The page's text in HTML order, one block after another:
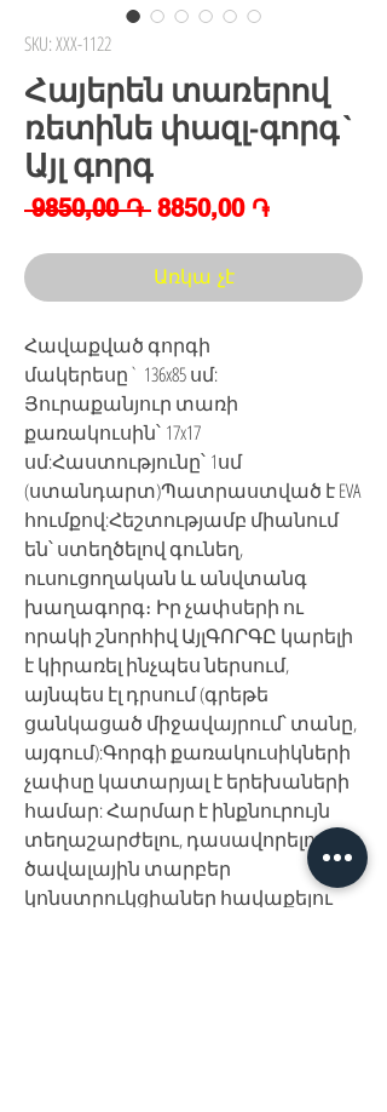
SKU: XXX-1122
Հայերեն տառերով
ռետինե փազլ-գորգ`
Այլ գորգ
9850,00 ֏ Regular
8850,00 ֏Sale
Առկա չէ
Հավաքված գորգի
մակերեսը` 136x85 սմ:
Յուրաքանյուր տառի
քառակուսին՝ 17x17
սմ:Հաստությունը՝ 1սմ
(ստանդարտ)Պատրաստված է EVA
հումքով:Հեշտությամբ միանում
են՝ ստեղծելով գունեղ,
ուսուցողական և անվտանգ
խաղագորգ։ Իր չափսերի ու
որակի շնորհիվ ԱյլԳՈՐԳԸ կարելի
է կիրառել ինչպես ներսում,
այնպես էլ դրսում (գրեթե
ցանկացած միջավայրում՝ տանը,
այգում):Գորգի քառակուսիկների
չափսը կատարյալ է երեխաների
համար: Հարմար է ինքնուրույն
տեղաշարժելու, դասավորելու և
ծավալային տարբեր
կոնստրուկցիաներ հավաքելու